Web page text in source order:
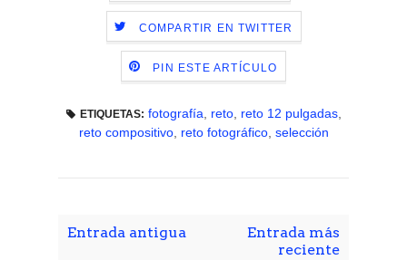
COMPARTIR EN TWITTER
PIN ESTE ARTÍCULO
ETIQUETAS: fotografía, reto, reto 12 pulgadas,
reto compositivo, reto fotográfico, selección
Entrada más
reciente
Entrada antigua